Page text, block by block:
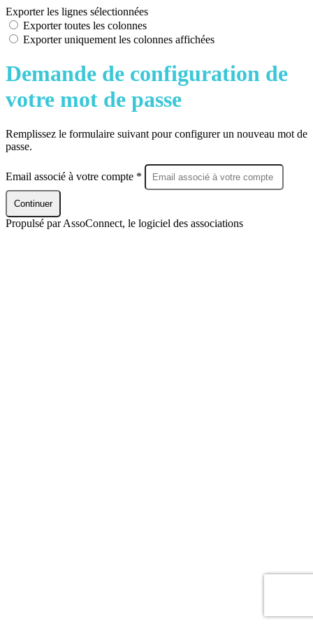
Exporter les lignes sélectionnées
Exporter toutes les colonnes
Exporter uniquement les colonnes affichées
Demande de configuration de
votre mot de passe
Remplissez le formulaire suivant pour configurer un nouveau mot de
passe.
Email associé à votre compte *
Continuer
Propulsé par AssoConnect, le logiciel des associations